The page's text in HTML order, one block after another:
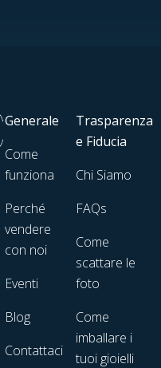
Generale
Come
funziona
Perché
vendere
con noi
Eventi
Blog
Contattaci
Trasparenza
e Fiducia
Chi Siamo
FAQs
Come
scattare le
foto
Come
imballare i
tuoi gioielli